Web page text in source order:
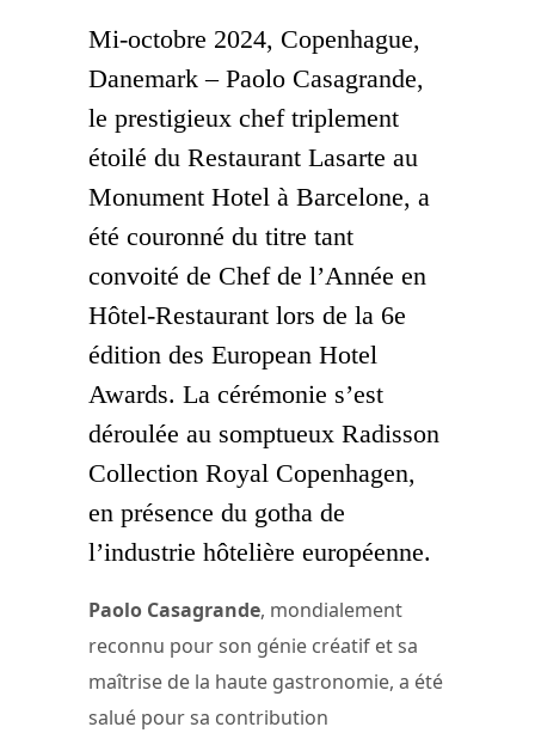
Mi-octobre 2024, Copenhague,
Danemark – Paolo Casagrande,
le prestigieux chef triplement
étoilé du Restaurant Lasarte au
Monument Hotel à Barcelone, a
été couronné du titre tant
convoité de Chef de l’Année en
Hôtel-Restaurant lors de la 6e
édition des European Hotel
Awards. La cérémonie s’est
déroulée au somptueux Radisson
Collection Royal Copenhagen,
en présence du gotha de
l’industrie hôtelière européenne.
Paolo Casagrande, mondialement
reconnu pour son génie créatif et sa
maîtrise de la haute gastronomie, a été
salué pour sa contribution